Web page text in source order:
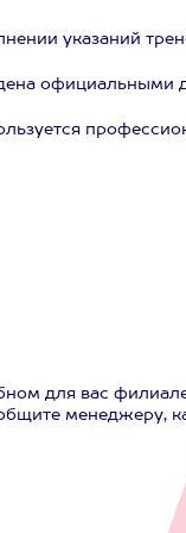
указаний
официальными
для вас
менеджеру,